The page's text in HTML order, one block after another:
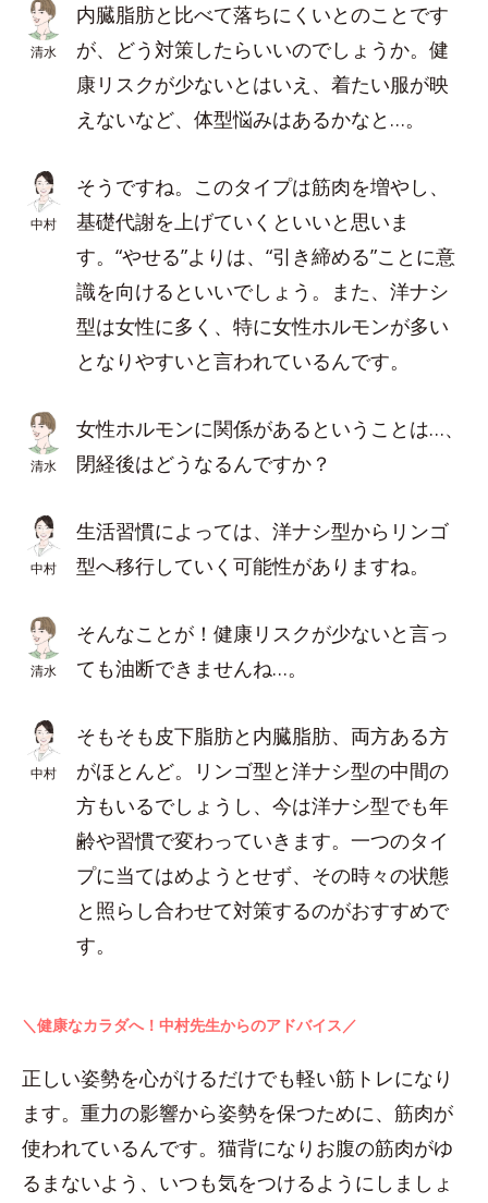
清水
内臓脂肪と比べて落ちにくいとのことです
が、どう対策したらいいのでしょうか。健
康リスクが少ないとはいえ、着たい服が映
えないなど、体型悩みはあるかなと…。
中村
そうですね。このタイプは筋肉を増やし、
基礎代謝を上げていくといいと思いま
す。“やせる”よりは、“引き締める”ことに意
識を向けるといいでしょう。また、洋ナシ
型は女性に多く、特に女性ホルモンが多い
となりやすいと言われているんです。
清水
女性ホルモンに関係があるということは…、
閉経後はどうなるんですか？
中村
生活習慣によっては、洋ナシ型からリンゴ
型へ移行していく可能性がありますね。
清水
そんなことが！健康リスクが少ないと言っ
ても油断できませんね…。
中村
そもそも皮下脂肪と内臓脂肪、両方ある方
がほとんど。リンゴ型と洋ナシ型の中間の
方もいるでしょうし、今は洋ナシ型でも年
齢や習慣で変わっていきます。一つのタイ
プに当てはめようとせず、その時々の状態
と照らし合わせて対策するのがおすすめで
す。
＼健康なカラダへ！中村先生からのアドバイス／
正しい姿勢を心がけるだけでも軽い筋トレになり
ます。重力の影響から姿勢を保つために、筋肉が
使われているんです。猫背になりお腹の筋肉がゆ
るまないよう、いつも気をつけるようにしましょ